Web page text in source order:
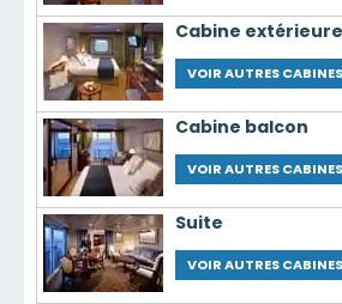
Cabine extérieure
VOIR AUTRES CABINES
Cabine balcon
VOIR AUTRES CABINES
Suite
VOIR AUTRES CABINES